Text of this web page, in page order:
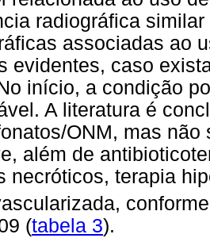
radiográfica
associadas ao
evidentes, caso
início, a condição
A literatura é
ONM, mas
além de
necróticos, terapia
(tabela 3).